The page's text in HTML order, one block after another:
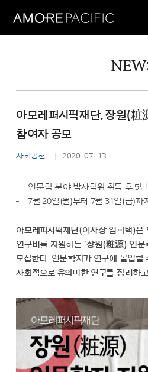
아모레퍼시픽재단, 장원(粧
참여자 공모
사회공헌 2020-07-13
인문학 분야 박사학위 취득 후 5
7월 20일(월)부터 7월 31일(금)까
아모레퍼시픽재단(이사장 임희택)은
연구비를 지원하는 ‘장원(粧源) 인문
모집한다. 인문학자가 연구에 몰입할
사회적으로 유의미한 연구를 장려하